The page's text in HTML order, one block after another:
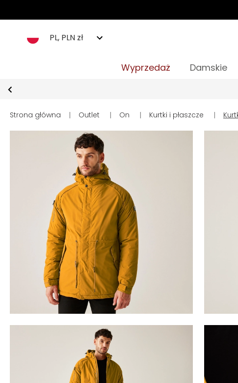
PL, PLN zł
Wyprzedaż Damskie
Strona główna | Outlet | On | Kurtki i płaszcze |